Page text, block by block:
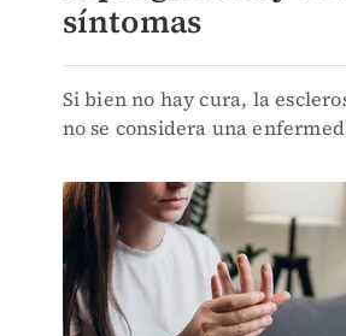
síntomas
Si bien no hay cura, la
no se considera una